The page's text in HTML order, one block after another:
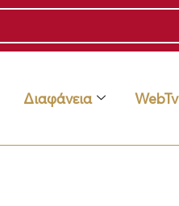
Διαφάνεια WebTv